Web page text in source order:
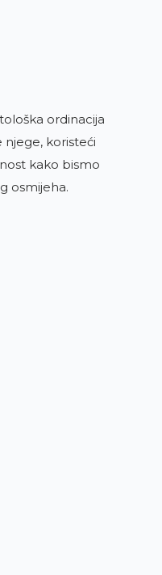
ordinacija
koristeći
kako bismo
osmijeha.